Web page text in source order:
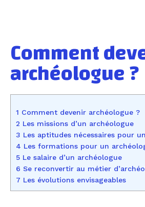
Comment
archéologue ?
1 Comment devenir archéologue ?
2 Les missions d’un archéologue
3 Les aptitudes nécessaires pour
4 Les formations pour un
5 Le salaire ​d’un archéologue
6 Se reconvertir au métier
7 Les évolutions envisageables